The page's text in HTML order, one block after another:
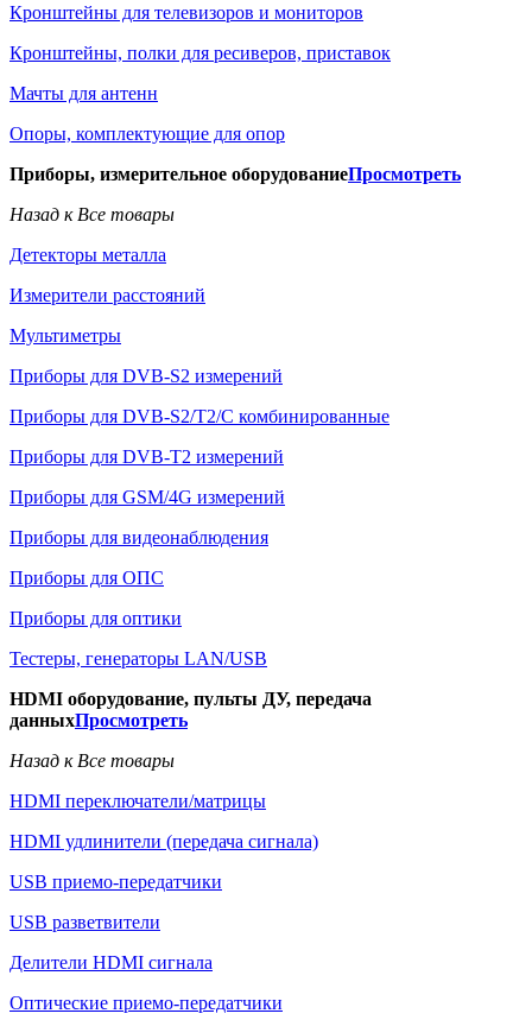
Кронштейны для телевизоров и мониторов
Кронштейны, полки для ресиверов, приставок
Мачты для антенн
Опоры, комплектующие для опор
Приборы, измерительное оборудованиеПросмотреть
Назад к Все товары
Детекторы металла
Измерители расстояний
Мультиметры
Приборы для DVB-S2 измерений
Приборы для DVB-S2/T2/C комбинированные
Приборы для DVB-T2 измерений
Приборы для GSM/4G измерений
Приборы для видеонаблюдения
Приборы для ОПС
Приборы для оптики
Тестеры, генераторы LAN/USB
HDMI оборудование, пульты ДУ, передача
данныхПросмотреть
Назад к Все товары
HDMI переключатели/матрицы
HDMI удлинители (передача сигнала)
USB приемо-передатчики
USB разветвители
Делители HDMI сигнала
Оптические приемо-передатчики